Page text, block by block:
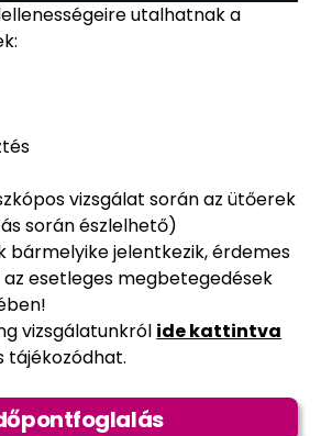
utalhatnak a
vizsgálat során az ütőerek
során észlelhető)
bármelyike jelentkezik, érdemes
esetleges megbetegedések
vizsgálatunkról ide kattintva
tájékozódhat.